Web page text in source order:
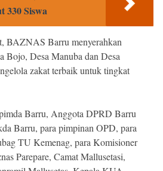
330 Siswa
BAZNAS Barru menyerahkan
Bojo, Desa Manuba dan Desa
zakat terbaik untuk tingkat
Barru, Anggota DPRD Barru
Barru, para pimpinan OPD, para
TU Kemenag, para Komisioner
Parepare, Camat Mallusetasi,